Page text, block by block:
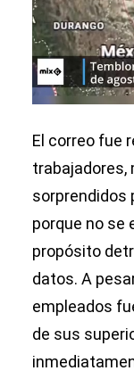
El correo fue
trabajadores,
sorprendidos
porque no se
propósito
datos. A
empleados
de sus